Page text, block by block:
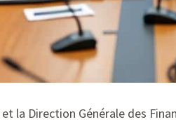
la Direction Générale des